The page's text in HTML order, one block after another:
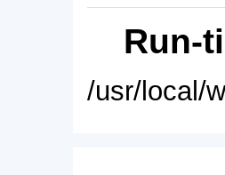
Run-
/usr/local/